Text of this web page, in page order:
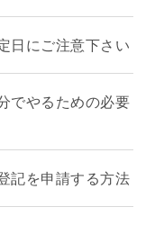
日にご注意下さい
でやるための必要
記を申請する方法